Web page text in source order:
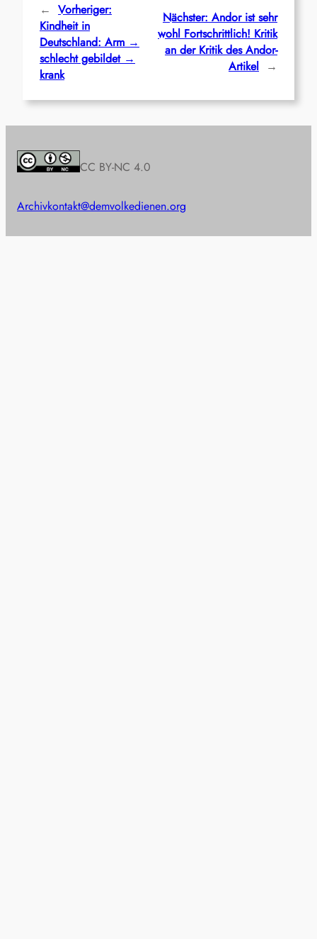
← Vorheriger:
Kindheit in
Deutschland: Arm →
schlecht gebildet →
krank
Nächster: Andor ist sehr
wohl Fortschrittlich! Kritik
an der Kritik des Andor-
Artikel →
CC BY-NC 4.0
Archivkontakt@demvolkedienen.org